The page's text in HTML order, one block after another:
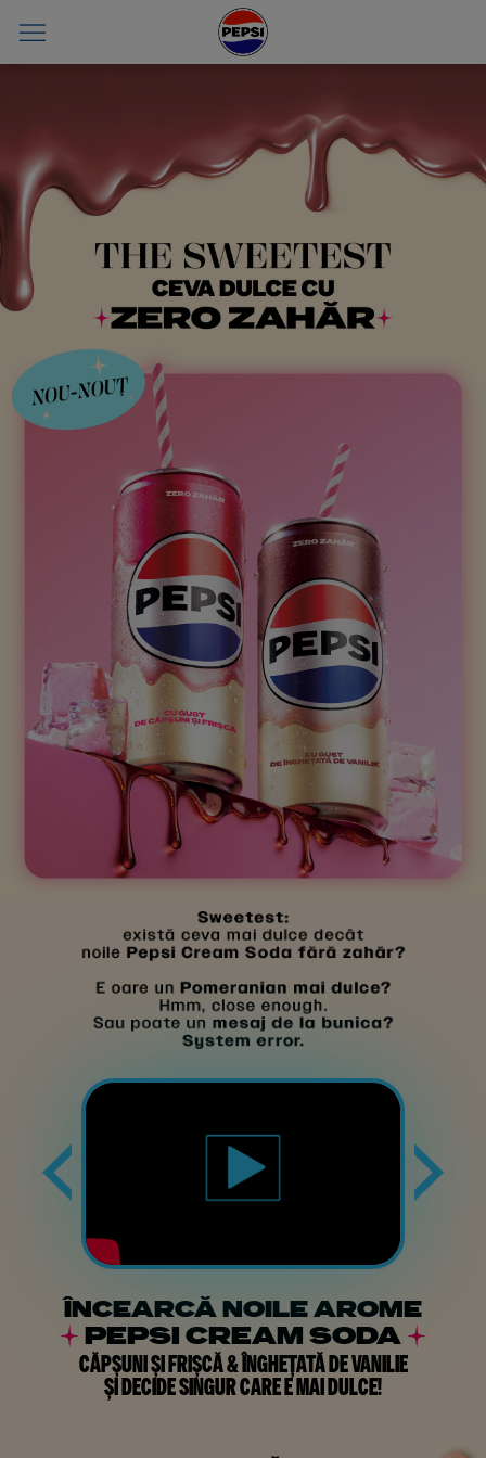
ÎNCEARCĂ NOILE AROME
PEPSI CREAM SODA
CĂPȘUNI ȘI FRIȘCĂ & ÎNGHEȚATĂ DE VANILIE
ȘI DECIDE SINGUR CARE E MAI DULCE!